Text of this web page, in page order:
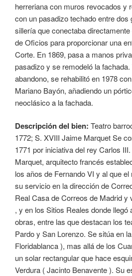
herreriana con muros revocados y
con un pasadizo techado entre dos
sillería que conectaba
de Oficios para proporcionar una
Corte. En 1869, pasa a manos
pasadizo y se remodeló la
abandono, se rehabilitó en 1978
Mariano Bayón, añadiendo un
neoclásico a la fachada.
Descripción del bien: Teatro
1772; S. XVIII Jaime Marquet Se
1771 por iniciativa del rey Carlos
Marquet, arquitecto francés
los años de Fernando VI y al que
su servicio en la dirección de
Real Casa de Correos de Madrid
, y en los Sitios Reales donde llegó
obras, entre las que destacan los
Pardo y San Lorenzo. Se sitúa en
Floridablanca ), mas allá de los
un solar rectangular que hace
Verdura ( Jacinto Benavente ). Su